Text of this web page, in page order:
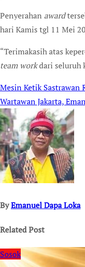
Penyerahan award
hari Kamis tgl 11 Mei
“Terimakasih atas
team workdari seluruh
Post
navigation
Mesin Ketik Sastrawan
Wartawan Jakarta,
ByEmanuel Dapa Loka
Related Post
Sosok